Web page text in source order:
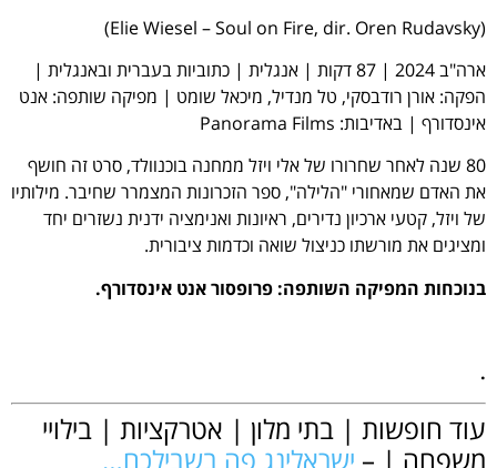
(Elie Wiesel – Soul on Fire, dir. Oren Rudavsky)
ארה"ב 2024 | 87 דקות | אנגלית | כתוביות בעברית ובאנגלית |
הפקה: אורן רודבסקי, טל מנדיל, מיכאל שומט | מפיקה שותפה: אנט
אינסדורף | באדיבות: Panorama Films
80 שנה לאחר שחרורו של אלי ויזל ממחנה בוכנוולד, סרט זה חושף
את האדם שמאחורי "הלילה", ספר הזכרונות המצמרר שחיבר. מילותיו
של ויזל, קטעי ארכיון נדירים, ראיונות ואנימציה ידנית נשזרים יחד
ומציגים את מורשתו כניצול שואה וכדמות ציבורית.
בנוכחות המפיקה השותפה: פרופסוראנט אינסדורף.
.
עוד חופשות | בתי מלון | אטרקציות | בילויי
משפחה | – ישראלינג פה בשבילכם…